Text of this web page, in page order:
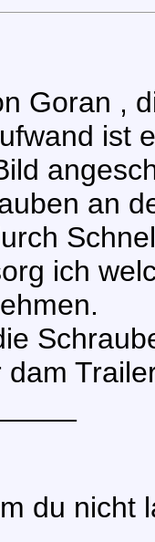
Goran ,
ist
an
ich
du nicht